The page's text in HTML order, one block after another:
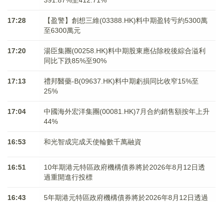
17:28
【盈警】創想三維(03388.HK)料中期盈转亏約5300萬
至6300萬元
17:20
湯臣集團(00258.HK)料中期股東應佔除稅後綜合溢利
同比下跌85%至90%
17:13
禮邦醫藥-B(09637.HK)料中期虧損同比收窄15%至
25%
17:04
中國海外宏洋集團(00081.HK)7月合約銷售額按年上升
44%
16:53 和光智成完成天使輪數千萬融資
16:51
10年期港元特區政府機構債券將於2026年8月12日透
過重開進行投標
16:43
5年期港元特區政府機構債券將於2026年8月12日透過